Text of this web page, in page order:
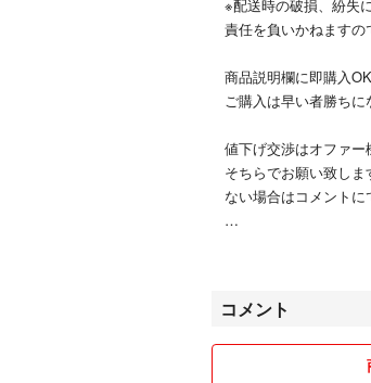
※配送時の破損、紛失
責任を負いかねますの
商品説明欄に即購入
ご購入は早い者勝ちに
値下げ交渉はオファー
そちらでお願い致しま
ない場合はコメントに
セットで出品してる物
ご理解の方よろしく
コメント